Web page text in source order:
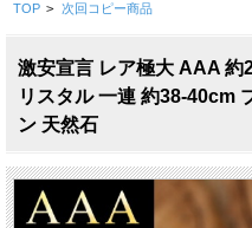
TOP > 次回コピー商品
激安宣言 レア極大 AAA 約
リスタル 一連 約38-40cm
ン 天然石